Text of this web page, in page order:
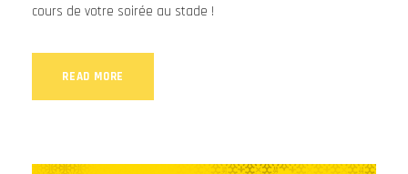
cours de votre soirée au stade !
READ MORE